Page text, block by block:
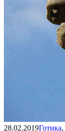
28.02.2019Готика,